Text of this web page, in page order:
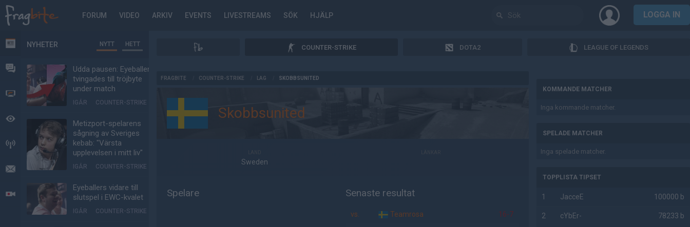
FORUM VIDEO ARKIV EVENTS LIVESTREAMS SÖK HJÄLP LOGGA IN
NYHETER
FORUM
VIDEO
BEVAKAT
HÄNDELSER
MEDDELANDEN
LIVESÄNDNINGAR
NYHETER NYTT HETT
Udda pausen: Eyeballers
tvingades till tröjbyte
under match
IGÅR COUNTER-STRIKE
Metizport-spelarens
sågning av Sveriges
kebab: "Värsta
upplevelsen i mitt liv"
IGÅR COUNTER-STRIKE
Eyeballers vidare till
slutspel i EWC-kvalet
IGÅR COUNTER-STRIKE
COUNTER-STRIKE DOTA2 LEAGUE OF LEGENDS
FRAGBITE COUNTER-STRIKE LAG SKOBBSUNITED
Skobbsunited
Sweden
Spelare Senaste resultat
vs. Teamrosa 16-7
KOMMANDE MATCHER
Inga kommande matcher.
SPELADE MATCHER
Inga spelade matcher.
TOPPLISTA TIPSET
1 JacceE 100000 b
2 cYbEr- 78233 b